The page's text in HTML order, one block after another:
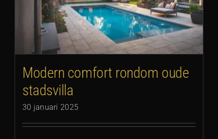
Modern comfort rondom oude
stadsvilla
30 januari 2025